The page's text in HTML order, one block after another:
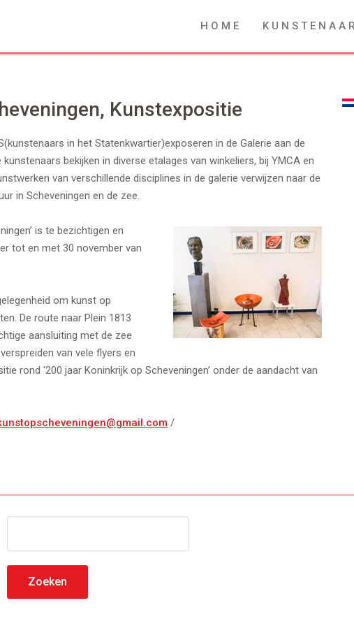
H O M E K U N S T E N A A
Kunstexpositie
in het Statenkwartier)exposeren in de Galerie aan de
bekijken in diverse etalages van winkeliers, bij YMCA en
van verschillende disciplines in de galerie verwijzen naar de
in Scheveningen en de zee.
is te bezichtigen en
tot en met 30 november van
om kunst op
De route naar Plein 1813
aansluiting met de zee
van vele flyers en
rond ‘200 jaar Koninkrijk op Scheveningen’ onder de aandacht van
/